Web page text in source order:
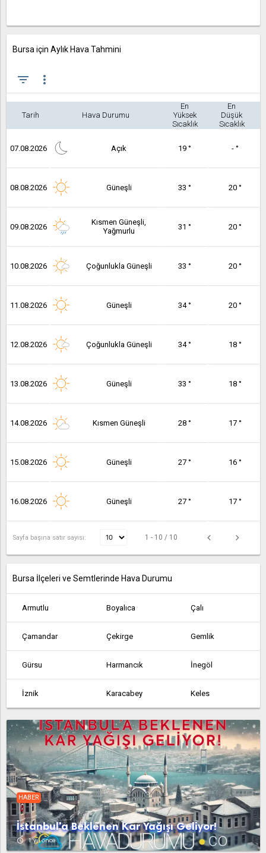
Bursa için Aylık Hava Tahmini
filter_list more_vert
Tarih Hava Durumu
En
Yüksek
Sıcaklık
En
Düşük
Sıcaklık
07.08.2026 Açık 19 ° - °
08.08.2026 Güneşli 33 ° 20 °
09.08.2026
Kısmen Güneşli,
Yağmurlu
31 ° 20 °
10.08.2026 Çoğunlukla Güneşli 33 ° 20 °
11.08.2026 Güneşli 34 ° 20 °
12.08.2026 Çoğunlukla Güneşli 34 ° 18 °
13.08.2026 Güneşli 33 ° 18 °
14.08.2026 Kısmen Güneşli 28 ° 17 °
15.08.2026 Güneşli 27 ° 16 °
16.08.2026 Güneşli 27 ° 17 °
Sayfa başına satır sayısı: 1 - 10 / 10
Bursa İlçeleri ve Semtlerinde Hava Durumu
Armutlu Boyalıca Çalı
Çamandar Çekirge Gemlik
Gürsu Harmancık İnegöl
İznik Karacabey Keles
Kestel Kocakovacık Küçükkumla
Kurşunlu Mudanya Mustafakemalpaşa
Orhaneli Orhangazi Yenişehir
HABER
İstanbul'a Beklenen Kar Yağışı Geliyor!
access_time 1 yıl önce